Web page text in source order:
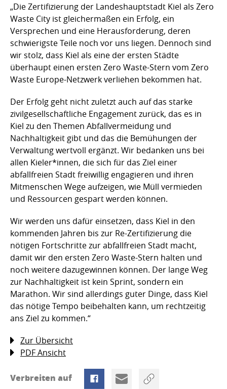
„Die Zertifizierung der Landeshauptstadt Kiel als Zero
Waste City ist gleichermaßen ein Erfolg, ein
Versprechen und eine Herausforderung, deren
schwierigste Teile noch vor uns liegen. Dennoch sind
wir stolz, dass Kiel als eine der ersten Städte
überhaupt einen ersten Zero Waste-Stern vom Zero
Waste Europe-Netzwerk verliehen bekommen hat.
Der Erfolg geht nicht zuletzt auch auf das starke
zivilgesellschaftliche Engagement zurück, das es in
Kiel zu den Themen Abfallvermeidung und
Nachhaltigkeit gibt und das die Bemühungen der
Verwaltung wertvoll ergänzt. Wir bedanken uns bei
allen Kieler*innen, die sich für das Ziel einer
abfallfreien Stadt freiwillig engagieren und ihren
Mitmenschen Wege aufzeigen, wie Müll vermieden
und Ressourcen gespart werden können.
Wir werden uns dafür einsetzen, dass Kiel in den
kommenden Jahren bis zur Re-Zertifizierung die
nötigen Fortschritte zur abfallfreien Stadt macht,
damit wir den ersten Zero Waste-Stern halten und
noch weitere dazugewinnen können. Der lange Weg
zur Nachhaltigkeit ist kein Sprint, sondern ein
Marathon. Wir sind allerdings guter Dinge, dass Kiel
das nötige Tempo beibehalten kann, um rechtzeitig
ans Ziel zu kommen.“
Zur Übersicht
PDF Ansicht
Verbreiten auf